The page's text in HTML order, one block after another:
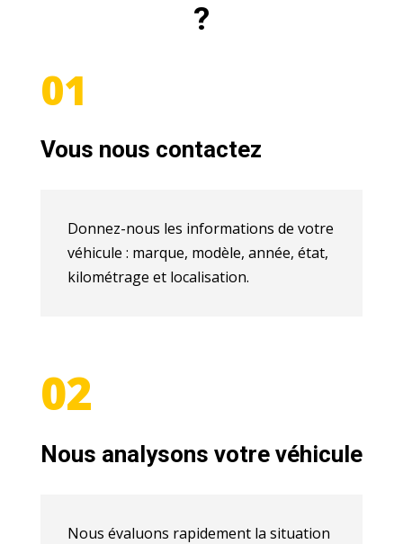
?
01
Vous nous contactez
Donnez-nous les informations de votre
véhicule : marque, modèle, année, état,
kilométrage et localisation.
02
Nous analysons votre véhicule
Nous évaluons rapidement la situation